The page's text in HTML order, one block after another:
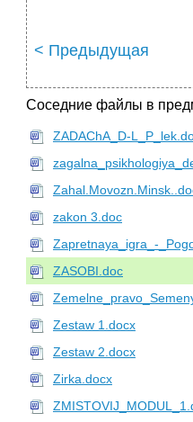
< Предыдущая
Соседние файлы в
ZADAChA_D-
zakon 3.doc
Zapretnaya_igra_-
ZASOBI.doc
Zestaw 1.docx
Zestaw 2.docx
Zirka.docx